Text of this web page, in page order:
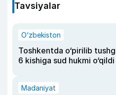
Tavsiyalar
O‘zbekiston
Toshkentda o‘pirilib
6 kishiga sud hukmi o‘qildi
Madaniyat